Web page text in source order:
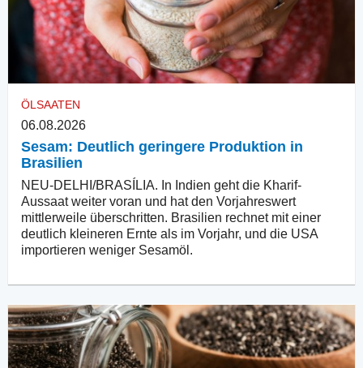
ÖLSAATEN
06.08.2026
Sesam: Deutlich geringere Produktion in
Brasilien
NEU-DELHI/BRASÍLIA. In Indien geht die Kharif-
Aussaat weiter voran und hat den Vorjahreswert
mittlerweile überschritten. Brasilien rechnet mit einer
deutlich kleineren Ernte als im Vorjahr, und die USA
importieren weniger Sesamöl.